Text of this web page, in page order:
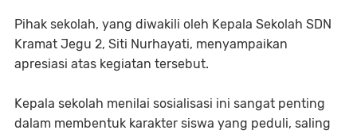
Pihak sekolah, yang diwakili oleh Kepala Sekolah SDN
Kramat Jegu 2, Siti Nurhayati, menyampaikan
apresiasi atas kegiatan tersebut.
Kepala sekolah menilai sosialisasi ini sangat penting
dalam membentuk karakter siswa yang peduli, saling